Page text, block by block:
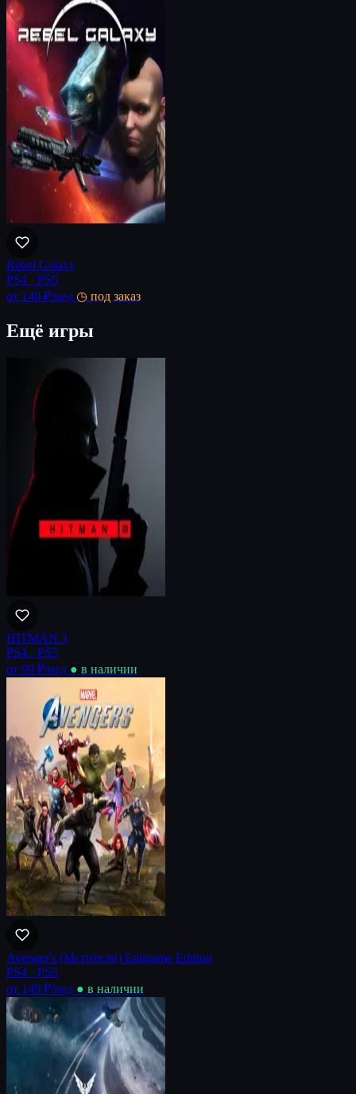
Rebel Galaxy
PS4 · PS5
от 149 ₽/нед ◷ под заказ
Ещё игры
HITMAN 3
PS4 · PS5
от 99 ₽/нед ● в наличии
Avenger's (Мстители) Endgame Edition
PS4 · PS5
от 149 ₽/нед ● в наличии